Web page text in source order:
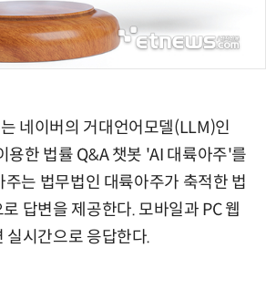
네이버의 거대언어모델(LLM)인
용한 법률 Q&A 챗봇 'AI 대륙아주'를
주는 법무법인 대륙아주가 축적한 법
답변을 제공한다. 모바일과 PC 웹
실시간으로 응답한다.